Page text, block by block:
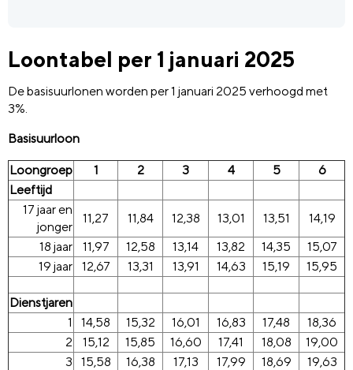
Loontabel per 1 januari 2025
De basisuurlonen worden per 1 januari 2025 verhoogd met
3%.
Basisuurloon
Loongroep 1 2 3 4 5
6
Leeftijd
17 jaar en
jonger
11,27 11,84 12,38 13,01 13,51
14,19
18 jaar
11,97 12,58 13,14 13,82 14,35
15,07
19 jaar
12,67 13,31 13,91 14,63 15,19 15,95
Dienstjaren
1
14,58 15,32 16,01 16,83 17,48
18,36
2
15,12 15,85 16,60 17,41 18,08
19,00
3
15,58 16,38 17,13 17,99 18,69
19,63